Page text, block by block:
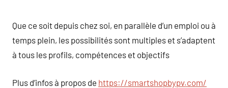
Que ce soit depuis chez soi, en parallèle d’un emploi ou à
temps plein, les possibilités sont multiples et s’adaptent
à tous les profils, compétences et objectifs
Plus d’infos à propos de https://smartshopbypv.com/